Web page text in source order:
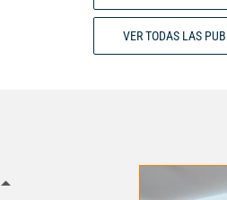
VER TODAS LAS